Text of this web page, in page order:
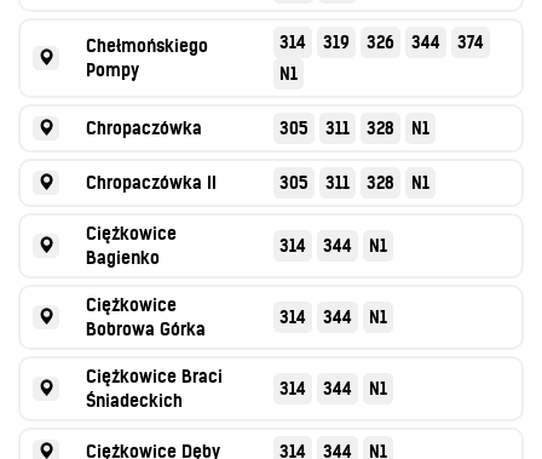
Chełmońskiego
Pompy
314 319 326 344
374
N1
Chropaczówka 305 311 328 N1
Chropaczówka II 305 311 328 N1
Ciężkowice
Bagienko
314 344 N1
Ciężkowice
Bobrowa Górka
314 344 N1
Ciężkowice Braci
Śniadeckich
314 344 N1
Ciężkowice Dęby 314 344 N1